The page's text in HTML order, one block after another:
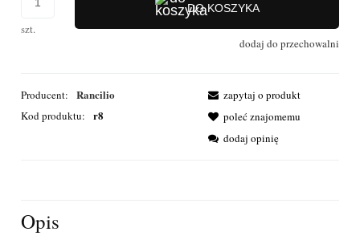
szt.
DO KOSZYKA
dodaj do przechowalni
Producent: Rancilio
Kod produktu: r8
zapytaj o produkt
poleć znajomemu
dodaj opinię
Opis